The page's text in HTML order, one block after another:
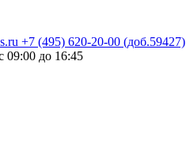
+7 (495) 620-20-00 (доб.59427)
09:00 до 16:45